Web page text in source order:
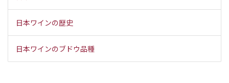
日本ワインの歴史
日本ワインのブドウ品種